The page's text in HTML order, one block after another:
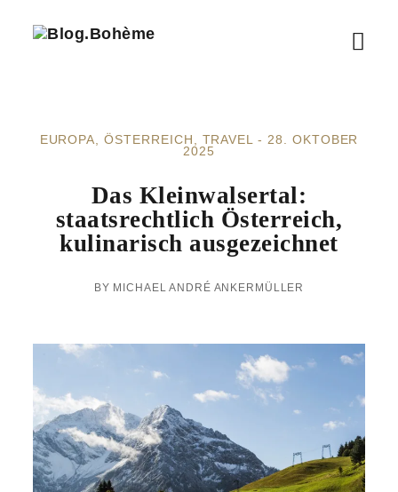
B
o
M
ü
n
EUROPA ÖSTERREICH TRAVEL
28. OKTOBER
2025
Das Kleinwalsertal:
staatsrechtlich Österreich,
kulinarisch ausgezeichnet
MICHAEL ANDRÉ ANKERMÜLLER